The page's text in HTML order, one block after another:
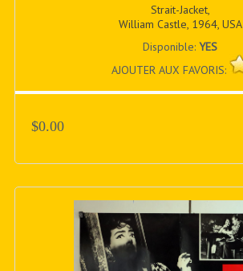
Strait-Jacket,
William Castle, 1964, USA
Disponible:YES
AJOUTER AUX FAVORIS:
$0.00